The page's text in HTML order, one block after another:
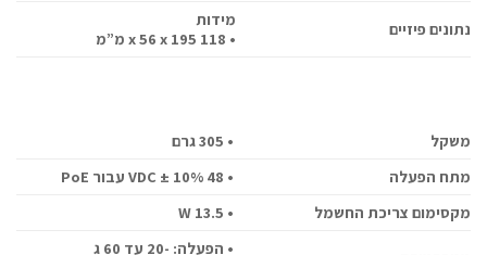
נתונים פיזיים
מידות
• 118 x 56 x 195 מ”מ
משקל
• 305 גרם
מתח הפעלה
• 48 VDC ± 10% עבור PoE
מקסימום צריכת החשמל
• 13.5 W
• הפעלה: -20 עד 60 ג